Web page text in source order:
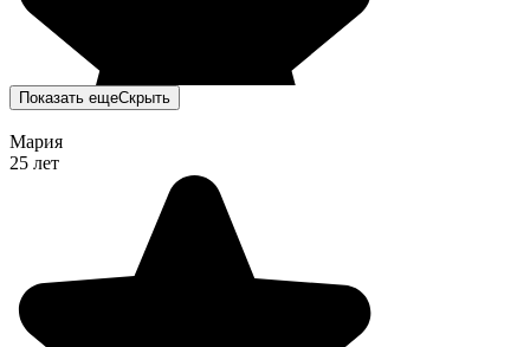
Показать ещеСкрыть
Мария
25 лет